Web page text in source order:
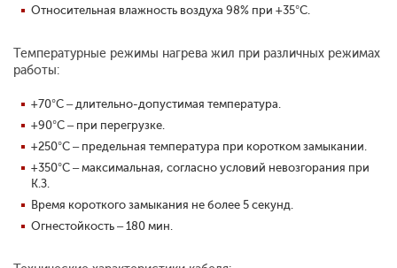
Относительная влажность воздуха 98% при +35°С.
Температурные режимы нагрева жил при различных режимах
работы:
+70°С – длительно-допустимая температура.
+90°С – при перегрузке.
+250°С – предельная температура при коротком замыкании.
+350°С – максимальная, согласно условий невозгорания при
К.З.
Время короткого замыкания не более 5 секунд.
Огнестойкость – 180 мин.